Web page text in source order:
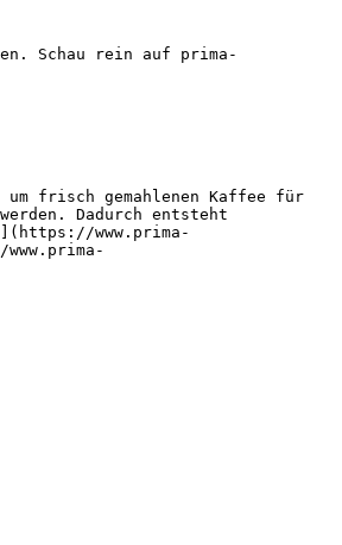
Schau rein auf prima-
frisch gemahlenen Kaffee für
Dadurch entsteht
www.prima-